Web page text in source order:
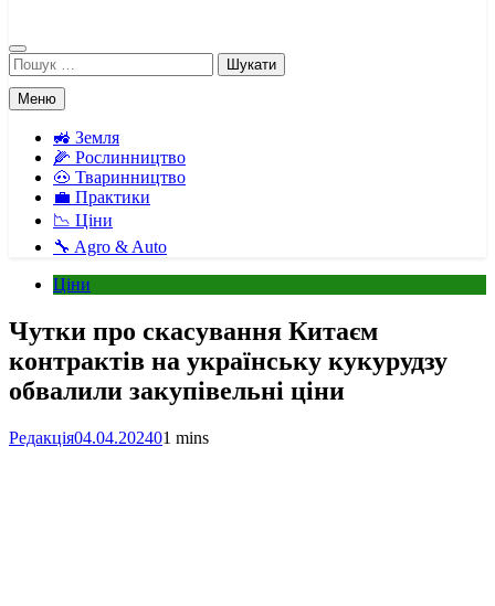
Пошук:
Меню
🚜 Земля
🌽 Рослинництво
🐽 Тваринництво
💼 Практики
📉 Ціни
🔧 Agro & Auto
Ціни
Чутки про скасування Китаєм
контрактів на українську кукурудзу
обвалили закупівельні ціни
Редакція04.04.202401 mins